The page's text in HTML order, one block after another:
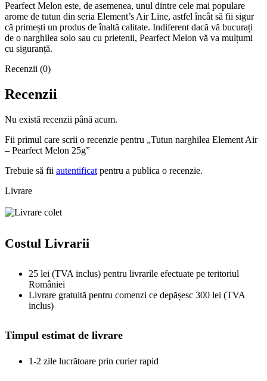
Pearfect Melon este, de asemenea, unul dintre cele mai populare
arome de tutun din seria Element’s Air Line, astfel încât să fii sigur
că primești un produs de înaltă calitate. Indiferent dacă vă bucurați
de o narghilea solo sau cu prietenii, Pearfect Melon vă va mulțumi
cu siguranță.
Recenzii (0)
Recenzii
Nu există recenzii până acum.
Fii primul care scrii o recenzie pentru „Tutun narghilea Element Air
– Pearfect Melon 25g”
Trebuie să fii autentificat pentru a publica o recenzie.
Livrare
Costul Livrarii
25 lei (TVA inclus) pentru livrarile efectuate pe teritoriul
României
Livrare gratuită pentru comenzi ce depășesc 300 lei (TVA
inclus)
Timpul estimat de livrare
1-2 zile lucrătoare prin curier rapid